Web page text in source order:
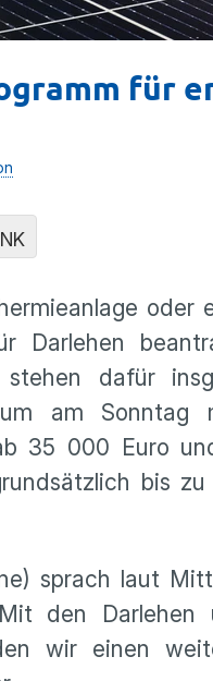
für
oder
Darlehen
stehen dafür
am Sonntag
35 000 Euro
bis
sprach laut
den Darlehen
wir einen